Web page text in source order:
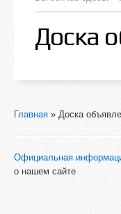
Доска
Главная » Доска
Официальная
о нашем сайте